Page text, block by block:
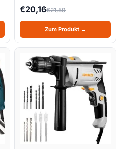
€20,16€21,59
Zum Produkt →